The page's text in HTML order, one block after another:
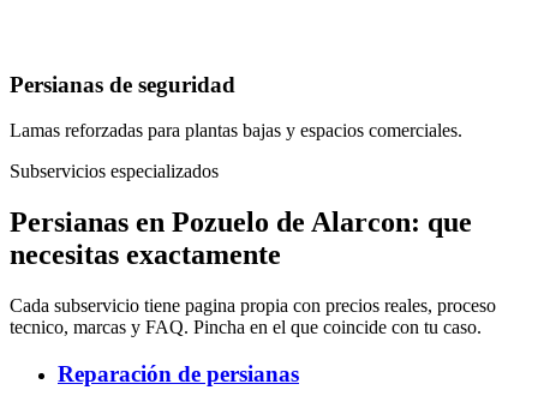
Persianas de seguridad
Lamas reforzadas para plantas bajas y espacios comerciales.
Subservicios especializados
Persianas en Pozuelo de Alarcon: que
necesitas exactamente
Cada subservicio tiene pagina propia con precios reales, proceso
tecnico, marcas y FAQ. Pincha en el que coincide con tu caso.
Reparación de persianas